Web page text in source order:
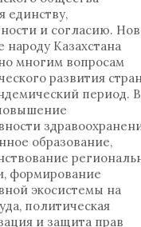
единству,
и согласию.
народу Казахстана
многим вопросам
развития
период.
образование,
формирование
экосистемы на
политическая
и защита прав